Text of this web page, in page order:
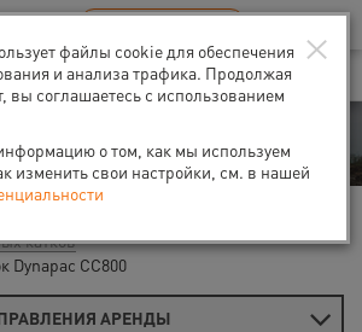
офисов RU EN
катков
Dynapac CС800
АРЕНДЫ
×
файлы cookie для обеспечения
и анализа трафика. Продолжая
вы соглашаетесь с использованием
о том, как мы используем
изменить свои настройки, см. в нашей